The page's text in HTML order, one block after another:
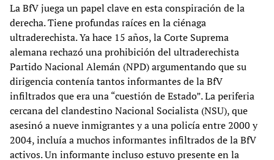
La BfV juega un papel clave en esta conspiración de la
derecha. Tiene profundas raíces en la ciénaga
ultraderechista. Ya hace 15 años, la Corte Suprema
alemana rechazó una prohibición del ultraderechista
Partido Nacional Alemán (NPD) argumentando que su
dirigencia contenía tantos informantes de la BfV
infiltrados que era una “cuestión de Estado”. La periferia
cercana del clandestino Nacional Socialista (NSU), que
asesinó a nueve inmigrantes y a una policía entre 2000 y
2004, incluía a muchos informantes infiltrados de la BfV
activos. Un informante incluso estuvo presente en la